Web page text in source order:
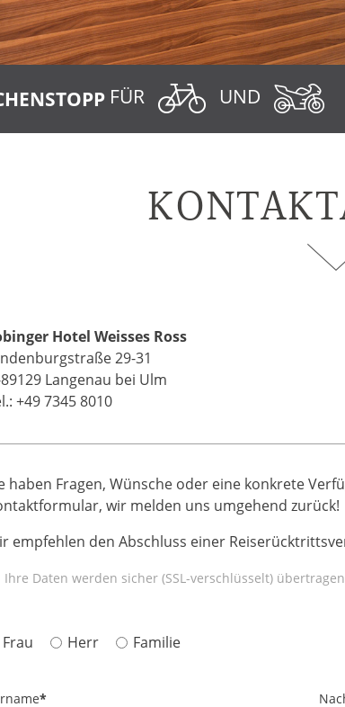
FÜR UND
Hotel Weisses Ross
29-31
Langenau bei Ulm
+49 7345 8010
haben Fragen, Wünsche oder eine konkrete
wir melden uns umgehend zurück!
empfehlen den Abschluss einer
Ihre Daten werden sicher (SSL-verschlüsselt)
Frau Herr Familie
*